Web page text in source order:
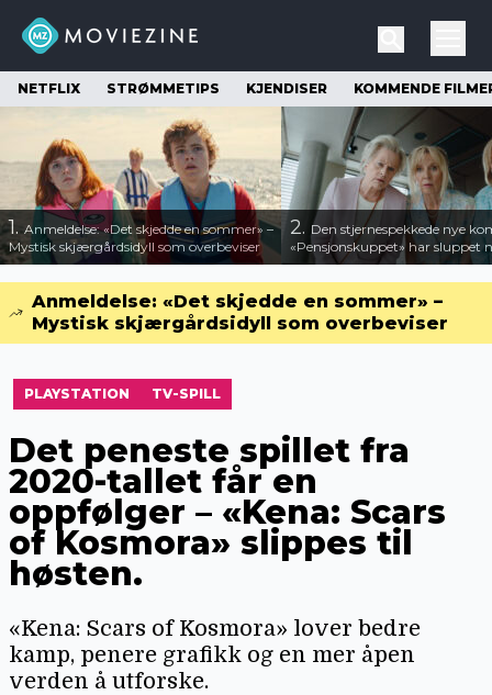
NETFLIX STRØMMETIPS KJENDISER KOMMENDE
1.Anmeldelse: «Det skjedde en sommer» –
Mystisk skjærgårdsidyll som overbeviser
2. Den stjernespekkede nye
«Pensjonskuppet» har sluppet
Anmeldelse: «Det skjedde en sommer» –
Mystisk skjærgårdsidyll som overbeviser
PLAYSTATION TV-SPILL
Det peneste spillet fra
2020-tallet får en
oppfølger – «Kena: Scars
of Kosmora» slippes til
høsten.
«Kena: Scars of Kosmora» lover bedre
kamp, penere grafikk og en mer åpen
verden å utforske.